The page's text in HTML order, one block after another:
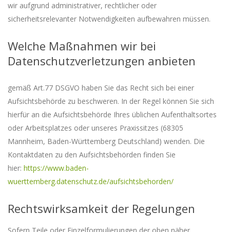
wir aufgrund administrativer, rechtlicher oder
sicherheitsrelevanter Notwendigkeiten aufbewahren müssen.
Welche Maßnahmen wir bei
Datenschutzverletzungen anbieten
gemäß Art.77 DSGVO haben Sie das Recht sich bei einer
Aufsichtsbehörde zu beschweren. In der Regel können Sie sich
hierfür an die Aufsichtsbehörde Ihres üblichen Aufenthaltsortes
oder Arbeitsplatzes oder unseres Praxissitzes (68305
Mannheim, Baden-Württemberg Deutschland) wenden. Die
Kontaktdaten zu den Aufsichtsbehörden finden Sie
hier: https://www.baden-
wuerttemberg.datenschutz.de/aufsichtsbehorden/
Rechtswirksamkeit der Regelungen